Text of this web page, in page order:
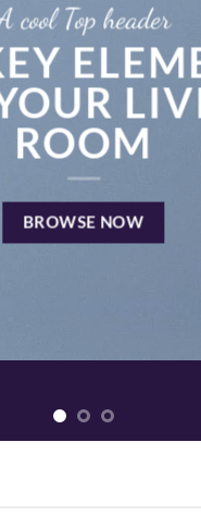
cool Top header
ROOM
BROWSE NOW